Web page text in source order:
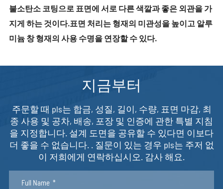
불소탄소 코팅으로 표면에 서로 다른 색깔과 좋은 외관을 가
지게 하는 것이다.표면 처리는 형재의 미관성을 높이고 알루
미늄 창 형재의 사용 수명을 연장할 수 있다.
지금부터
주문할 때 pls는 합금, 성질, 길이, 수량, 표면 마감, 최
종 사용 및 공차, 배송, 포장 및 인증에 관한 특별 지침
을 지정합니다. 설계 도면을 공유할 수 있다면 이보다
더 좋을 수 없습니다. . 질문이 있는 경우 pls는 주저 없
이 저희에게 연락하십시오. 감사 해요.